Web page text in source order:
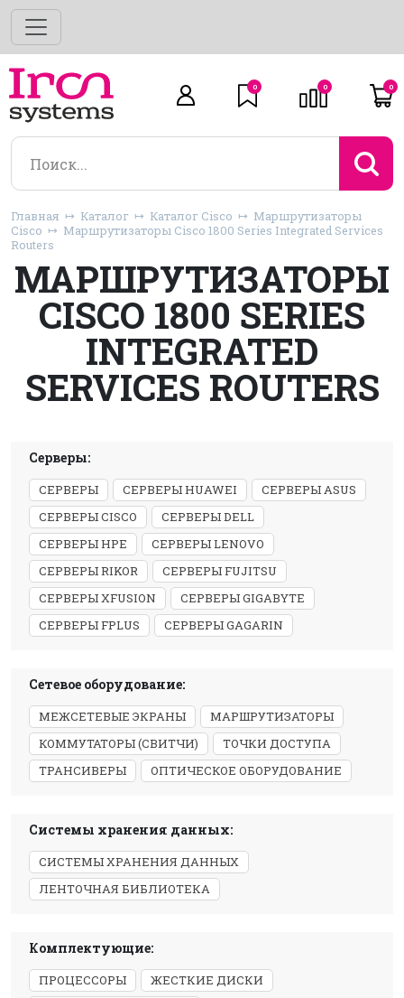
0 0 0
Главная Каталог Каталог Cisco
Маршрутизаторы
Cisco
Маршрутизаторы Cisco 1800 Series Integrated Services
Routers
МАРШРУТИЗАТОРЫ
CISCO 1800 SERIES
INTEGRATED
SERVICES ROUTERS
Серверы:
СЕРВЕРЫ СЕРВЕРЫ HUAWEI
СЕРВЕРЫ ASUS
СЕРВЕРЫ CISCO
СЕРВЕРЫ DELL
СЕРВЕРЫ HPE
СЕРВЕРЫ LENOVO
СЕРВЕРЫ RIKOR
СЕРВЕРЫ FUJITSU
СЕРВЕРЫ XFUSION
СЕРВЕРЫ GIGABYTE
СЕРВЕРЫ FPLUS
СЕРВЕРЫ GAGARIN
Сетевое оборудование:
МЕЖСЕТЕВЫЕ ЭКРАНЫ
МАРШРУТИЗАТОРЫ
КОММУТАТОРЫ (СВИТЧИ)
ТОЧКИ ДОСТУПА
ТРАНСИВЕРЫ
ОПТИЧЕСКОЕ ОБОРУДОВАНИЕ
Системы хранения данных:
СИСТЕМЫ ХРАНЕНИЯ ДАННЫХ
ЛЕНТОЧНАЯ БИБЛИОТЕКА
Комплектующие:
ПРОЦЕССОРЫ
ЖЕСТКИЕ ДИСКИ